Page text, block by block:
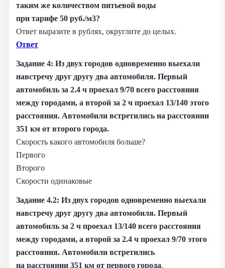
таким же количеством питьевой воды
при тарифе 50 руб./м3?
Ответ выразите в рублях, округлите до целых.
Ответ
Задание 4: Из двух городов одновременно выехали
навстречу друг другу два автомобиля. Первый
автомобиль за 2.4 ч проехал 9/70 всего расстояния
между городами, а второй за 2 ч проехал 13/140 этого
расстояния. Автомобили встретились на расстоянии
351 км от второго города.
Скорость какого автомобиля больше?
Первого
Второго
Скорости одинаковые
Задание 4.2: Из двух городов одновременно выехали
навстречу друг другу два автомобиля. Первый
автомобиль за 2 ч проехал 13/140 всего расстояния
между городами, а второй за 2.4 ч проехал 9/70 этого
расстояния. Автомобили встретились
на расстоянии 351 км от первого города.